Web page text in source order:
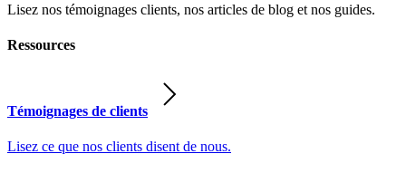
Lisez nos témoignages clients, nos articles de blog et nos guides.
Ressources
Témoignages de clients
Lisez ce que nos clients disent de nous.